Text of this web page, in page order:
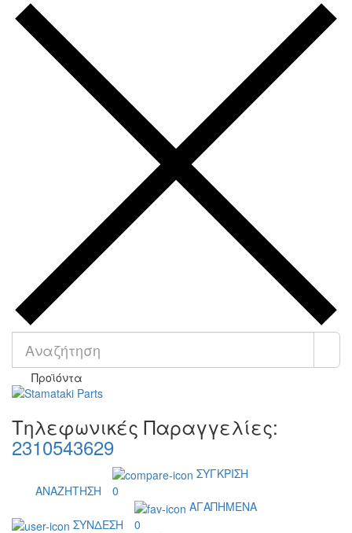
Προϊόντα
Τηλεφωνικές Παραγγελίες:
2310543629
ΑΝΑΖΗΤΗΣΗ
ΣΥΓΚΡΙΣΗ
0
ΣΥΝΔΕΣΗ
ΑΓΑΠΗΜΕΝΑ
0